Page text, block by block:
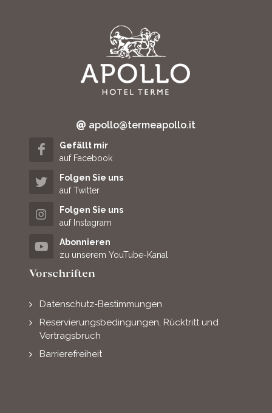
apollo@termeapollo.it
Gefällt mir
auf Facebook
Folgen Sie uns
auf Twitter
Folgen Sie uns
auf Instagram
Abonnieren
zu unserem YouTube-Kanal
Vorschriften
Datenschutz-Bestimmungen
Reservierungsbedingungen, Rücktritt und
Vertragsbruch
Barrierefreiheit